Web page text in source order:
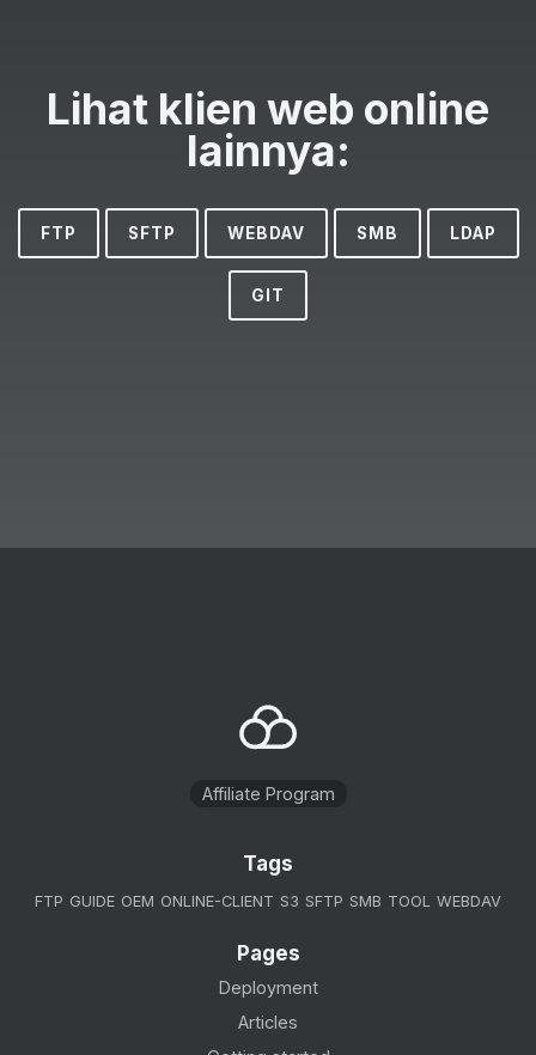
Lihat klien web online
lainnya:
FTP SFTP WEBDAV SMB LDAP
GIT
Affiliate Program
Tags
FTP GUIDE OEM ONLINE-CLIENT S3 SFTP SMB TOOL WEBDAV
Pages
Deployment
Articles